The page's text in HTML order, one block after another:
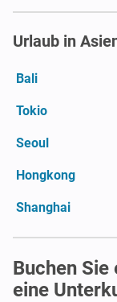
Urlaub in
Bali
Tokio
Seoul
Hongkong
Shanghai
Buchen Sie
eine